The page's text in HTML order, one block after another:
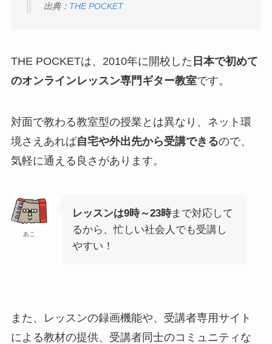
出典： THE POCKET
THE POCKETは、2010年に開校した 日本で初めて
のオンラインレッスン専門ギター教室です。
対面で教わる教室型の授業とは異なり、ネット環
境さえあれば自宅や外出先から受講できるので、
気軽に通える良さがあります。
あこ
レッスンは9時～23時まで対応して
るから、忙しい社会人でも受講し
やすい！
また、レッスンの録画機能や、受講者専用サイト
による教材の提供、受講者同士のコミュニティな